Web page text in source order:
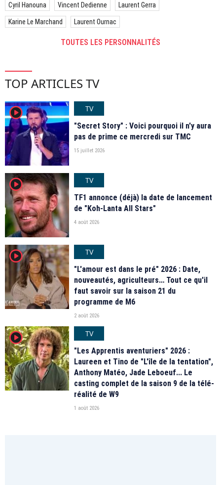
Cyril Hanouna Vincent Dedienne Laurent Gerra
Karine Le Marchand Laurent Ournac
TOUTES LES PERSONNALITÉS
TOP ARTICLES TV
player2
TV
"Secret Story" : Voici pourquoi il n'y aura
pas de prime ce mercredi sur TMC
15 juillet 2026
player2
TV
TF1 annonce (déjà) la date de lancement
de "Koh-Lanta All Stars"
4 août 2026
player2
TV
"L'amour est dans le pré" 2026 : Date,
nouveautés, agriculteurs… Tout ce qu'il
faut savoir sur la saison 21 du
programme de M6
2 août 2026
player2
TV
"Les Apprentis aventuriers" 2026 :
Laureen et Tino de "L'île de la tentation",
Anthony Matéo, Jade Leboeuf... Le
casting complet de la saison 9 de la télé-
réalité de W9
1 août 2026